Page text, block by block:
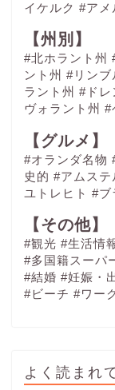
イケルク #アメ
【州別】
#北ホラント州
ント州 #リン
ラント州 #ド
ヴォラント州
【グルメ】
#オランダ名物
史的 #アムステ
ユトレヒト #ブ
【その他】
#観光 #生活情
#多国籍スーパ
#結婚 #妊娠・
#ビーチ #ワー
よく読まれ